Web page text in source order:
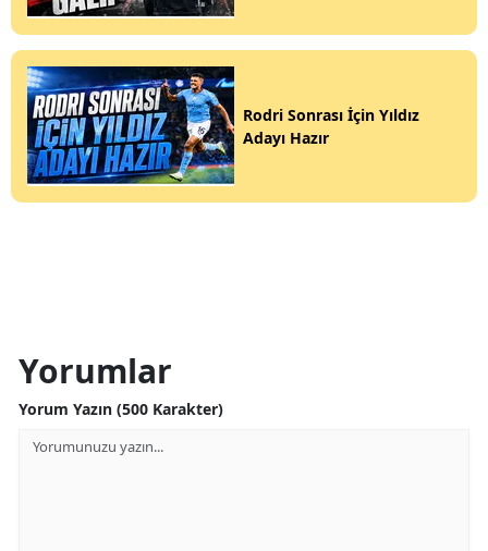
Rodri Sonrası İçin Yıldız
Adayı Hazır
Yorumlar
Yorum Yazın (500 Karakter)